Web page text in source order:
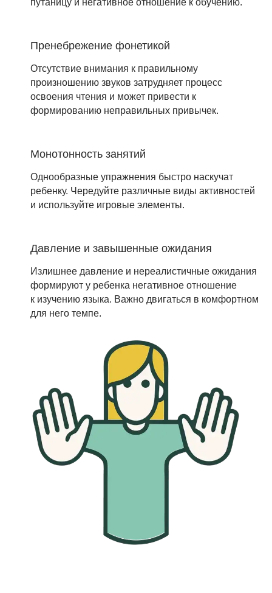
путаницу и негативное отношение к обучению.
Пренебрежение фонетикой
Отсутствие внимания к правильному
произношению звуков затрудняет процесс
освоения чтения и может привести к
формированию неправильных привычек.
Монотонность занятий
Однообразные упражнения быстро наскучат
ребенку. Чередуйте различные виды активностей
и используйте игровые элементы.
Давление и завышенные ожидания
Излишнее давление и нереалистичные ожидания
формируют у ребенка негативное отношение
к изучению языка. Важно двигаться в комфортном
для него темпе.